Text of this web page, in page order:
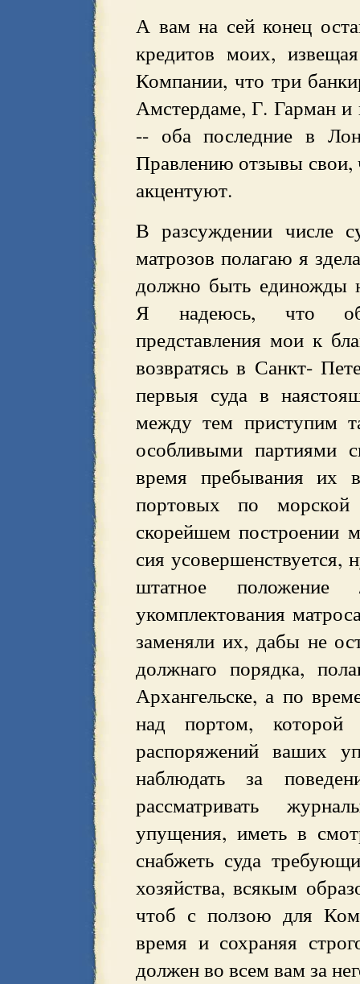
А вам на сей конец
кредитов моих,
Компании, что три
Амстердаме, Г. Гарман
-- оба последние в
Правлению отзывы свои,
акцентуют.
В разсуждении числе
матрозов полагаю я
должно быть единожды
Я надеюсь, что
представления мои к
возвратясь в Санкт-
первыя суда в
между тем приступим
особливыми партиями
время пребывания их
портовых по
скорейшем построении
сия усовершенствуется,
штатное
укомплектования
заменяли их, дабы не
должнаго порядка,
Архангельске, а по
над портом, которой
распоряжений ваших
наблюдать за
рассматривать
упущения, иметь в
снабжеть суда
хозяйства, всякым
чтоб с ползою для
время и сохраняя
должен во всем вам за